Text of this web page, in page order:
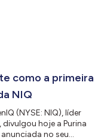
como a primeira
NIQ
(NYSE: NIQ), líder
hoje a Purina
no seu